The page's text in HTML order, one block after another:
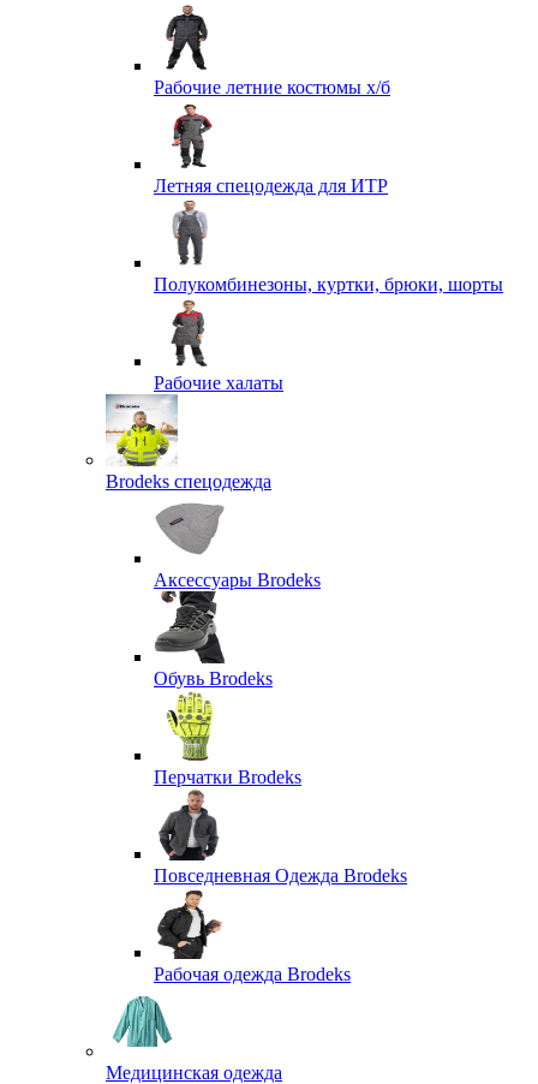
Рабочие летние костюмы х/б
Летняя спецодежда для ИТР
Полукомбинезоны, куртки, брюки, шорты
Рабочие халаты
Brodeks спецодежда
Аксессуары Brodeks
Обувь Brodeks
Перчатки Brodeks
Повседневная Одежда Brodeks
Рабочая одежда Brodeks
Медицинская одежда